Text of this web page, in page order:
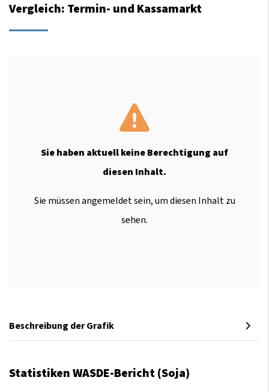
Vergleich: Termin- und Kassamarkt
Sie haben aktuell keine Berechtigung auf
diesen Inhalt.
Sie müssen angemeldet sein, um diesen Inhalt zu
sehen.
Beschreibung der Grafik
Statistiken WASDE-Bericht (Soja)